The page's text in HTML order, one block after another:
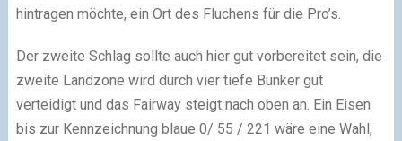
hintragen möchte, ein Ort des Fluchens für die Pro’s.
Der zweite Schlag sollte auch hier gut vorbereitet sein, die
zweite Landzone wird durch vier tiefe Bunker gut
verteidigt und das Fairway steigt nach oben an. Ein Eisen
bis zur Kennzeichnung blaue 0/ 55 / 221 wäre eine Wahl,